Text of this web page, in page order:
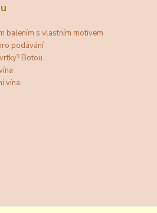
balením s vlastním motivem
podávání
Botou.
vína